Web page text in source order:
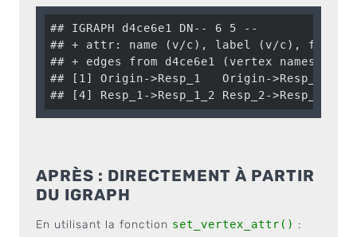
## IGRAPH d4ce6e1 DN-- 6 5 --
## + attr: name (v/c), label (v/c), fill
## + edges from d4ce6e1 (vertex names):
## [1] Origin->Resp_1   Origin->Resp_2
## [4] Resp_1->Resp_1_2 Resp_2->Resp_2_1
APRÈS : DIRECTEMENT À PARTIR
DU IGRAPH
En utilisant la fonction set_vertex_attr() :